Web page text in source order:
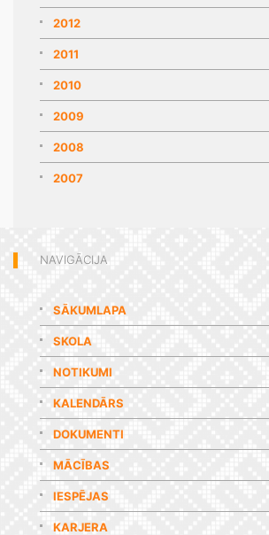
2012
2011
2010
2009
2008
2007
NAVIGĀCIJA
SĀKUMLAPA
SKOLA
NOTIKUMI
KALENDĀRS
DOKUMENTI
MĀCĪBAS
IESPĒJAS
KARJERA